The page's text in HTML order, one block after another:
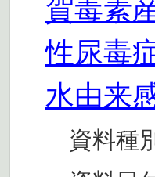
賀毒素
性尿毒
水由来
資料種